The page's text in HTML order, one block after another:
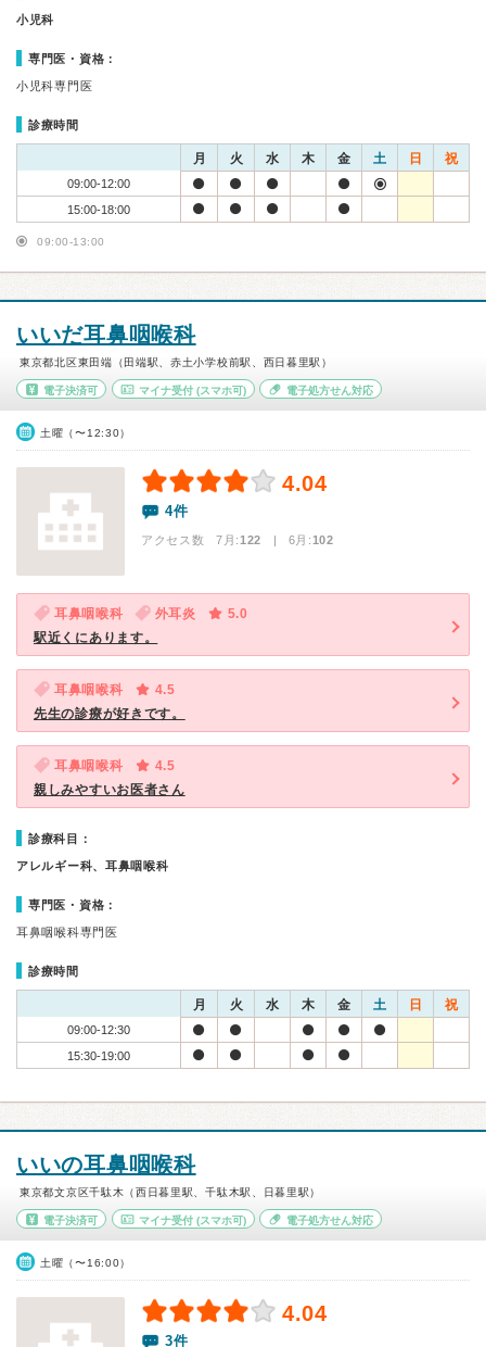
小児科
専門医・資格：
小児科専門医
診療時間
月 火 水 木 金 土 日 祝
09:00-12:00
15:00-18:00
09:00-13:00
いいだ耳鼻咽喉科
東京都北区東田端（田端駅、赤土小学校前駅、西日暮里駅）
電子決済可 マイナ受付(スマホ可) 電子処方せん対応
土曜（〜12:30）
4.04
4件
アクセス数 7月:122 | 6月:102
耳鼻咽喉科 外耳炎
5.0
駅近くにあります。
耳鼻咽喉科
4.5
先生の診療が好きです。
耳鼻咽喉科
4.5
親しみやすいお医者さん
診療科目：
アレルギー科、耳鼻咽喉科
専門医・資格：
耳鼻咽喉科専門医
診療時間
月 火 水 木 金 土 日 祝
09:00-12:30
15:30-19:00
いいの耳鼻咽喉科
東京都文京区千駄木（西日暮里駅、千駄木駅、日暮里駅）
電子決済可 マイナ受付(スマホ可) 電子処方せん対応
土曜（〜16:00）
4.04
3件